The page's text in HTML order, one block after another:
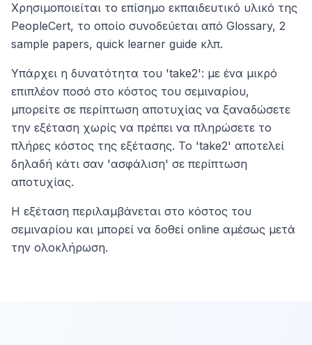
Χρησιμοποιείται το επίσημο εκπαιδευτικό υλικό της
PeopleCert, το οποίο συνοδεύεται από Glossary, 2
sample papers, quick learner guide κλπ.
Υπάρχει η δυνατότητα του 'take2': με ένα μικρό
επιπλέον ποσό στο κόστος του σεμιναρίου,
μπορείτε σε περίπτωση αποτυχίας να ξαναδώσετε
την εξέταση χωρίς να πρέπει να πληρώσετε το
πλήρες κόστος της εξέτασης. Το 'take2' αποτελεί
δηλαδή κάτι σαν 'ασφάλιση' σε περίπτωση
αποτυχίας.
Η εξέταση περιλαμβάνεται στο κόστος του
σεμιναρίου και μπορεί να δοθεί online αμέσως μετά
την ολοκλήρωση.